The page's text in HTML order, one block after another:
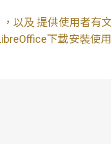
以及 提供使用者有
下載安裝使